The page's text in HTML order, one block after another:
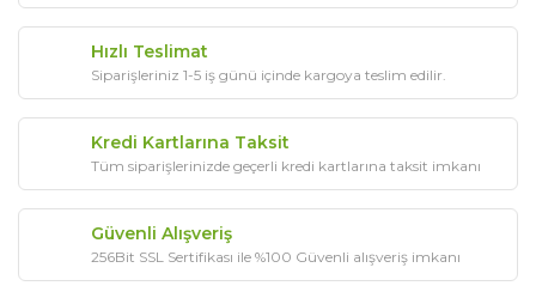
Hızlı Teslimat
Siparişleriniz 1-5 iş günü içinde kargoya teslim edilir.
Kredi Kartlarına Taksit
Tüm siparişlerinizde geçerli kredi kartlarına taksit imkanı
Güvenli Alışveriş
256Bit SSL Sertifikası ile %100 Güvenli alışveriş imkanı